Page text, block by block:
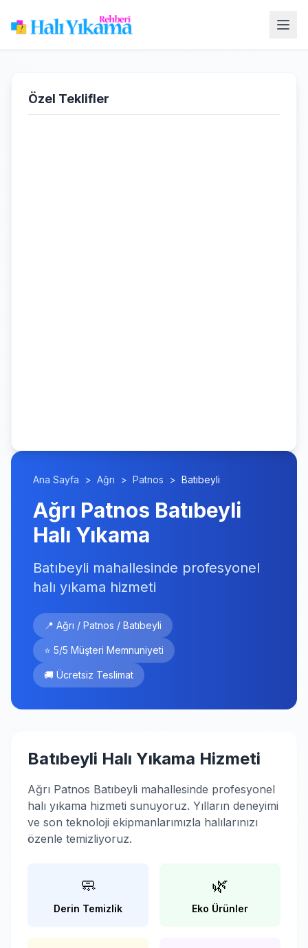
Özel Teklifler
Ana Sayfa > Ağrı > Patnos > Batıbeyli
Ağrı Patnos Batıbeyli
Halı Yıkama
Batıbeyli mahallesinde profesyonel
halı yıkama hizmeti
📍 Ağrı / Patnos / Batıbeyli
⭐ 5/5 Müşteri Memnuniyeti
🚚 Ücretsiz Teslimat
Batıbeyli Halı Yıkama Hizmeti
Ağrı Patnos Batıbeyli mahallesinde profesyonel
halı yıkama hizmeti sunuyoruz. Yılların deneyimi
ve son teknoloji ekipmanlarımızla halılarınızı
özenle temizliyoruz.
🧼
Derin Temizlik
🌿
Eko Ürünler